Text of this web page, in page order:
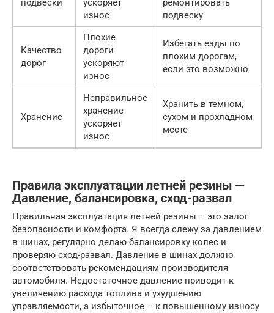
подвески
ускоряет
износ
ремонтировать
подвеску
Качество
дорог
Плохие
дороги
ускоряют
износ
Избегать езды по
плохим дорогам,
если это возможно
Хранение
Неправильное
хранение
ускоряет
износ
Хранить в темном,
сухом и прохладном
месте
Правила эксплуатации летней резины ─
Давление, балансировка, сход-развал
Правильная эксплуатация летней резины – это залог
безопасности и комфорта. Я всегда слежу за давлением
в шинах, регулярно делаю балансировку колес и
проверяю сход-развал. Давление в шинах должно
соответствовать рекомендациям производителя
автомобиля. Недостаточное давление приводит к
увеличению расхода топлива и ухудшению
управляемости, а избыточное – к повышенному износу